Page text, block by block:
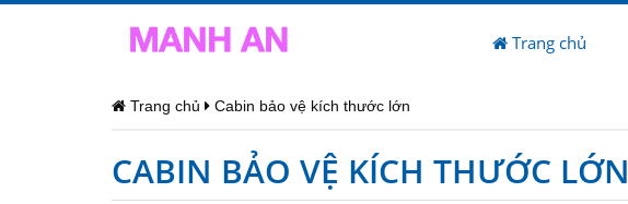
Trang chủ
Trang chủ Cabin bảo vệ kích thước lớn
CABIN BẢO VỆ KÍCH THƯỚC LỚN